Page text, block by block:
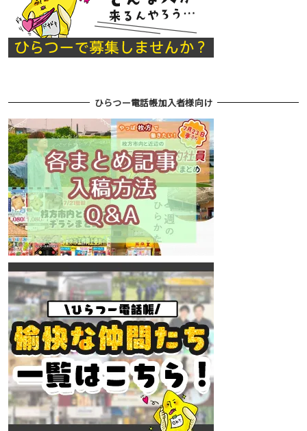
ひらつー電話帳加入者様向け